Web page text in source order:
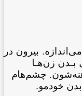
بيرون در
زن‌هـا
چشم‌هام
خودمو.